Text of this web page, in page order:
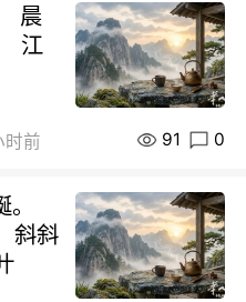
晨
江
时前 91 0
斜斜